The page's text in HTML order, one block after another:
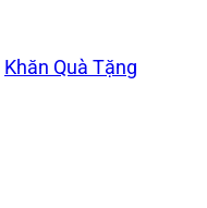
Khăn Quà Tặng